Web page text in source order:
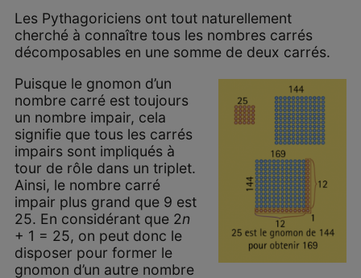
Les Pythagoriciens ont tout naturellement
cherché à connaître tous les nombres carrés
décomposables en une somme de deux carrés.
Puisque le gnomon d’un
nombre carré est toujours
un nombre impair, cela
signifie que tous les carrés
impairs sont impliqués à
tour de rôle dans un triplet.
Ainsi, le nombre carré
impair plus grand que 9 est
25. En considérant que 2n
+ 1 = 25, on peut donc le
disposer pour former le
gnomon d’un autre nombre